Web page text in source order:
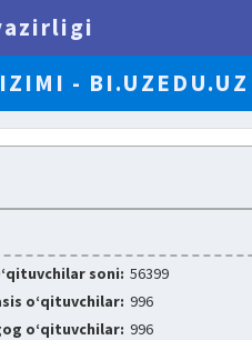
- BI.UZEDU.UZ
soni: 56399
o‘qituvchilar: 996
o‘qituvchilar: 996